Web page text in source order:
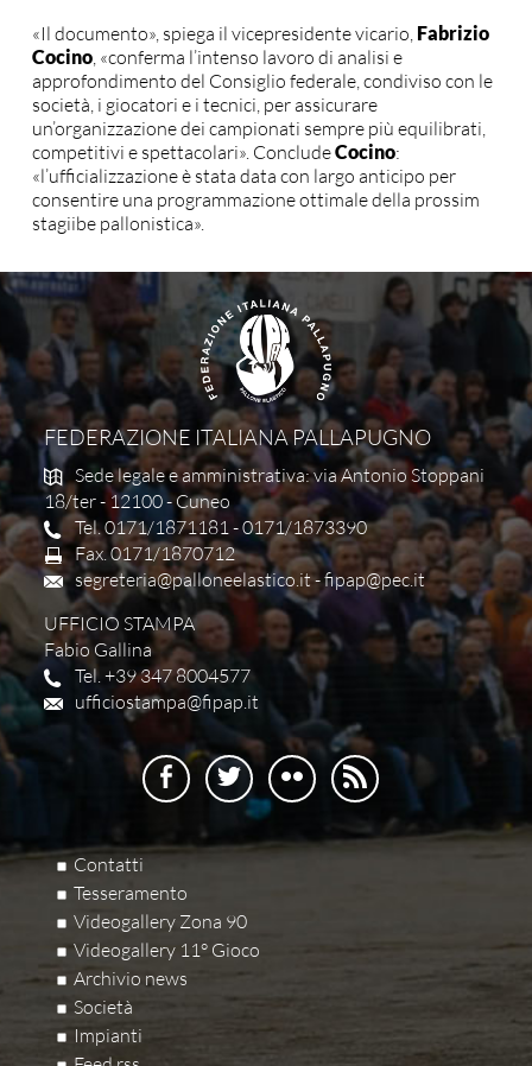
«Il documento», spiega il vicepresidente vicario, Fabrizio
Cocino, «conferma l’intenso lavoro di analisi e
approfondimento del Consiglio federale, condiviso con le
società, i giocatori e i tecnici, per assicurare
un’organizzazione dei campionati sempre più equilibrati,
competitivi e spettacolari». ConcludeCocino:
«l’ufficializzazione è stata data con largo anticipo per
consentire una programmazione ottimale della prossim
stagiibe pallonistica».
FEDERAZIONE ITALIANA PALLAPUGNO
Sede legale e amministrativa: via Antonio Stoppani
18/ter - 12100 - Cuneo
Tel. 0171/1871181 - 0171/1873390
Fax. 0171/1870712
segreteria@palloneelastico.it-fipap@pec.it
UFFICIO STAMPA
Fabio Gallina
Tel. +39 347 8004577
ufficiostampa@fipap.it
Contatti
Tesseramento
Videogallery Zona 90
Videogallery 11° Gioco
Archivio news
Società
Impianti